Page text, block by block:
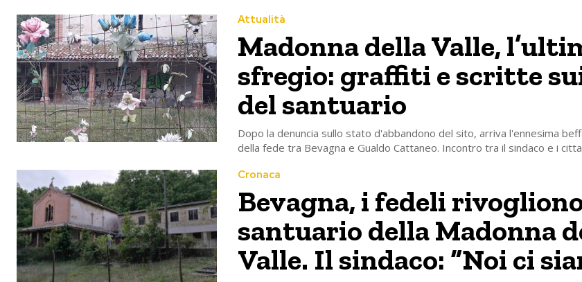
Attualità
Madonna della Valle,
sfregio: graffiti e scritte
del santuario
Dopo la denuncia sullo stato d'abbandono del sito, arriva l'ennesima
della fede tra Bevagna e Gualdo Cattaneo. Incontro tra il sindaco e i
Cronaca
Bevagna, i fedeli
santuario della Madonna
Valle. Il sindaco: “Noi ci